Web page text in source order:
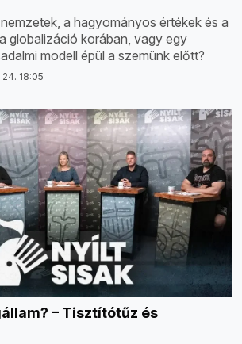
a hagyományos értékek és a
globalizáció korában, vagy egy
modell épül a szemünk előtt?
18:05
– Tisztítótűz és